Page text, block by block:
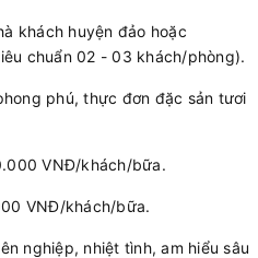
khách huyện đảo hoặc
chuẩn 02 - 03 khách/phòng).
phú, thực đơn đặc sản tươi
VNĐ/khách/bữa.
VNĐ/khách/bữa.
nghiệp, nhiệt tình, am hiểu sâu